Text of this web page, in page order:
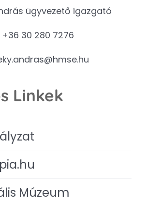
ügyvezető igazgató
+36 30 280 7276
Linkek
Múzeum